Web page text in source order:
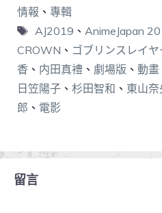
情報 、 專輯
AJ2019 、 AnimeJapan
CROWN 、 ゴブリンスレイヤ
香 、 内田真禮 、 劇場版 、 動畫
日笠陽子 、 杉田智和 、 東山奈
郎 、 電影
留言